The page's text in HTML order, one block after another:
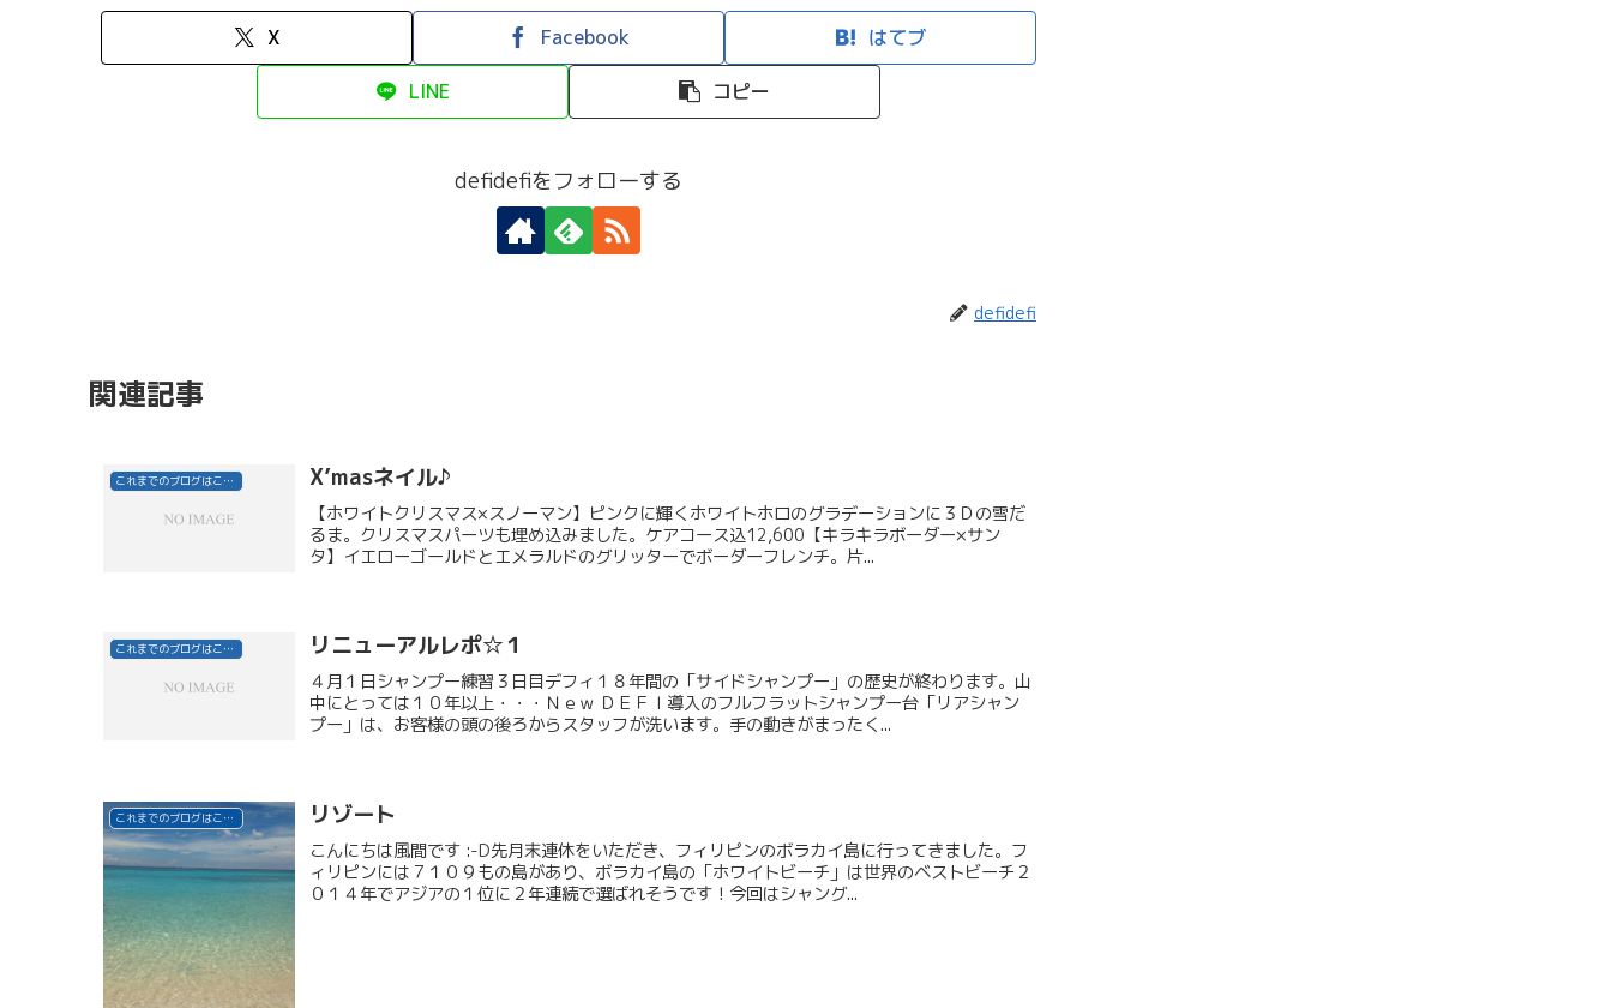
X Facebook はてブ
LINE コピー
defidefiをフォローする
defidefi
関連記事
これまでのブログはこちら X’masネイル♪
【ホワイトクリスマス×スノーマン】ピンクに輝くホワイトホロのグラデーションに３Ｄの雪だ
るま。クリスマスパーツも埋め込みました。ケアコース込12,600【キラキラボーダー×サン
タ】イエローゴールドとエメラルドのグリッターでボーダーフレンチ。片...
これまでのブログはこちら リニューアルレポ☆１
４月１日シャンプー練習３日目デフィ１８年間の「サイドシャンプー」の歴史が終わります。山
中にとっては１０年以上・・・Ｎｅｗ ＤＥＦＩ導入のフルフラットシャンプー台「リアシャン
プー」は、お客様の頭の後ろからスタッフが洗います。手の動きがまったく...
これまでのブログはこちら リゾート
こんにちは風間です :-D先月末連休をいただき、フィリピンのボラカイ島に行ってきました。フ
ィリピンには７１０９もの島があり、ボラカイ島の「ホワイトビーチ」は世界のベストビーチ２
０１４年でアジアの１位に２年連続で選ばれそうです！今回はシャング...